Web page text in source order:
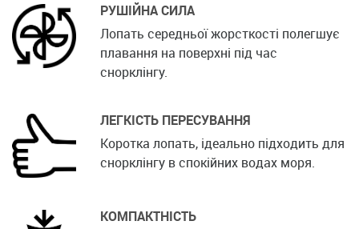
РУШІЙНА СИЛА
Лопать середньої жорсткості полегшує
плавання на поверхні під час
снорклінгу.
ЛЕГКІСТЬ ПЕРЕСУВАННЯ
Коротка лопать, ідеально підходить для
снорклінгу в спокійних водах моря.
КОМПАКТНІСТЬ